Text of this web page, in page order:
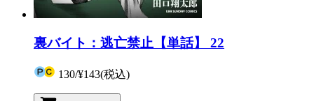
裏バイト：逃亡禁止【単話】 22
130/¥143(税込)